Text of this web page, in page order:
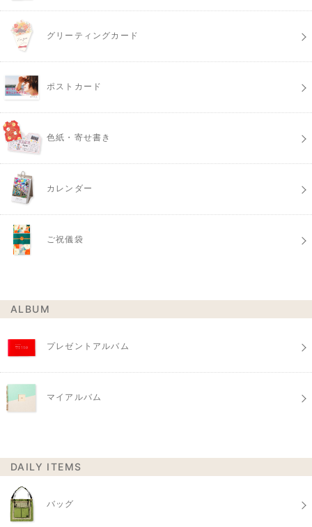
グリーティングカード
ポストカード
色紙・寄せ書き
カレンダー
ご祝儀袋
ALBUM
プレゼントアルバム
マイアルバム
DAILY ITEMS
バッグ